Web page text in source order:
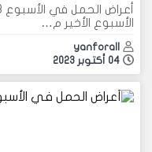
الأسبوع الأخير م…
yanforall
04 أكتوبر 2023